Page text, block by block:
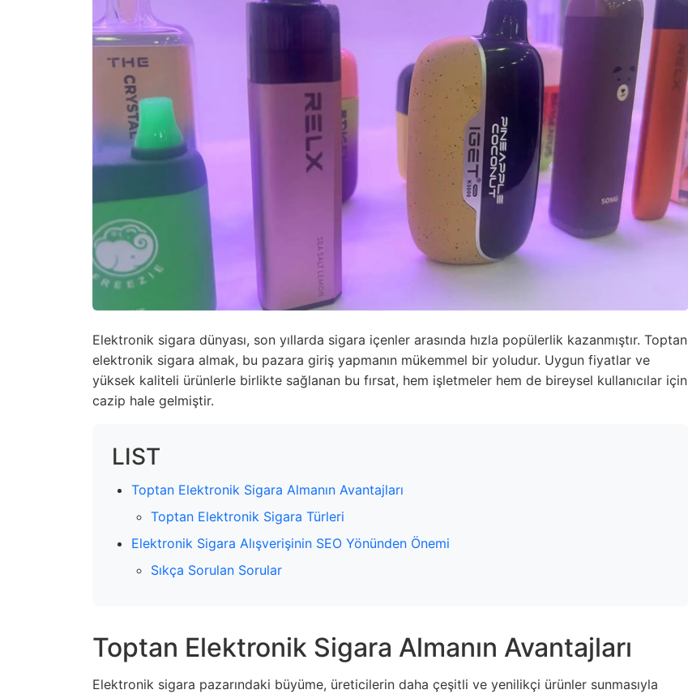
Elektronik sigara dünyası, son yıllarda sigara içenler arasında hızla popülerlik kazanmıştır. Toptan
elektronik sigara almak, bu pazara giriş yapmanın mükemmel bir yoludur. Uygun fiyatlar ve
yüksek kaliteli ürünlerle birlikte sağlanan bu fırsat, hem işletmeler hem de bireysel kullanıcılar için
cazip hale gelmiştir.
LIST
Toptan Elektronik Sigara Almanın Avantajları
Toptan Elektronik Sigara Türleri
Elektronik Sigara Alışverişinin SEO Yönünden Önemi
Sıkça Sorulan Sorular
Toptan Elektronik Sigara Almanın Avantajları
Elektronik sigara pazarındaki büyüme, üreticilerin daha çeşitli ve yenilikçi ürünler sunmasıyla